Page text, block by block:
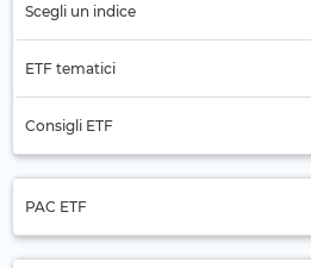
Scegli un indice
Selezione dell'indice
ETF tematici
Aerospaziale
Apprendimento digitale
Consigli ETF
Azioni Asia-Pacifico (escluso
PAC ETF
Solo ETF promozionali (8)